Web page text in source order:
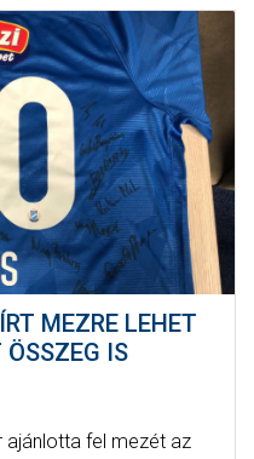
MEZRE LEHET
IS
ajánlotta fel mezét az